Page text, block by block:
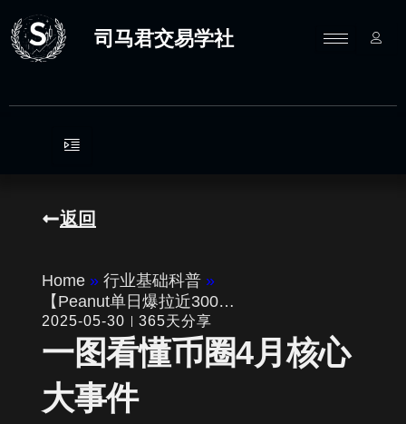
至
内
司马君交易学社
返回
Home » 行业基础科普 »
【Peanut单日爆拉近300…
2025-05-30 365天分享
一图看懂币圈4月核心
大事件